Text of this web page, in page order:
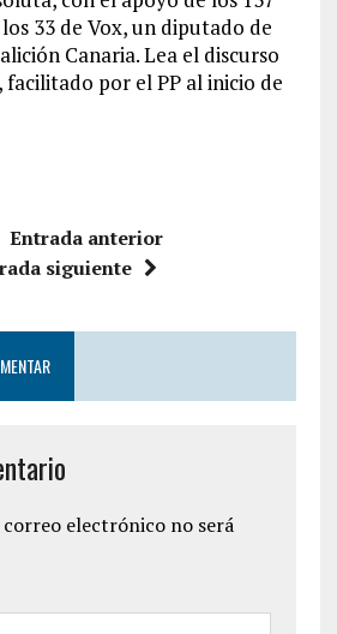
33 de Vox, un diputado de
Canaria. Lea el discurso
por el PP al inicio de
Entrada anterior
siguiente
electrónico no será